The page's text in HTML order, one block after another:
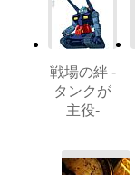
戦場の絆 -
タンクが
主役-